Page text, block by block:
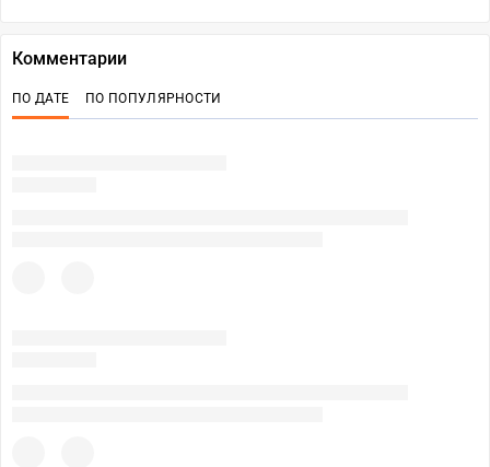
Комментарии
ПО ДАТЕ ПО ПОПУЛЯРНОСТИ